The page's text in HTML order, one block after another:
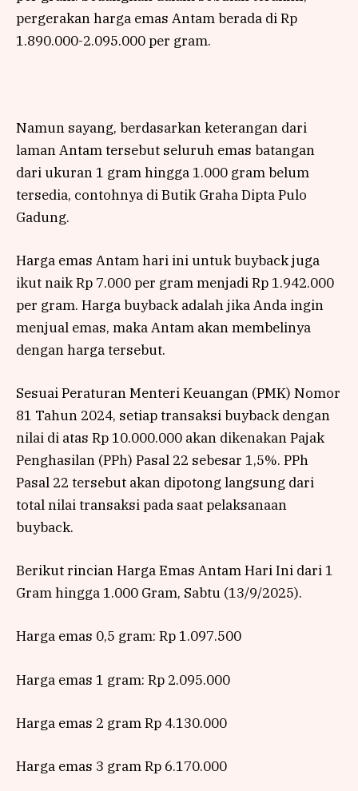
pergerakan harga emas Antam berada di Rp
1.890.000-2.095.000 per gram.
Namun sayang, berdasarkan keterangan dari
laman Antam tersebut seluruh emas batangan
dari ukuran 1 gram hingga 1.000 gram belum
tersedia, contohnya di Butik Graha Dipta Pulo
Gadung.
Harga emas Antam hari ini untuk buyback juga
ikut naik Rp 7.000 per gram menjadi Rp 1.942.000
per gram. Harga buyback adalah jika Anda ingin
menjual emas, maka Antam akan membelinya
dengan harga tersebut.
Sesuai Peraturan Menteri Keuangan (PMK) Nomor
81 Tahun 2024, setiap transaksi buyback dengan
nilai di atas Rp 10.000.000 akan dikenakan Pajak
Penghasilan (PPh) Pasal 22 sebesar 1,5%. PPh
Pasal 22 tersebut akan dipotong langsung dari
total nilai transaksi pada saat pelaksanaan
buyback.
Berikut rincian Harga Emas Antam Hari Ini dari 1
Gram hingga 1.000 Gram, Sabtu (13/9/2025).
Harga emas 0,5 gram: Rp 1.097.500
Harga emas 1 gram: Rp 2.095.000
Harga emas 2 gram Rp 4.130.000
Harga emas 3 gram Rp 6.170.000